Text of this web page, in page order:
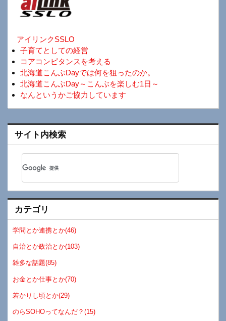
アイリンクSSLO
子育てとしての経営
コアコンピタンスを考える
北海道こんぶDayでは何を狙ったのか。
北海道こんぶDay～こんぶを楽しむ1日～
なんというかご協力しています
サイト内検索
カテゴリ
学問とか連携とか(46)
自治とか政治とか(103)
雑多な話題(85)
お金とか仕事とか(70)
若かりし頃とか(29)
のらSOHOってなんだ？(15)